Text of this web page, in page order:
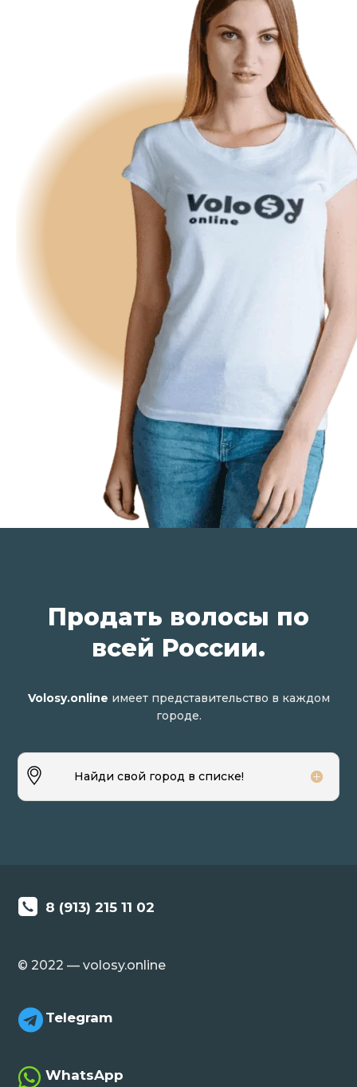
Продать волосы по
всей России.
Volosy.online имеет представительство в каждом
городе.
Найди свой город в списке!
8 (913) 215 11 02
© 2022 — volosy.online
 Telegram
 WhatsApp